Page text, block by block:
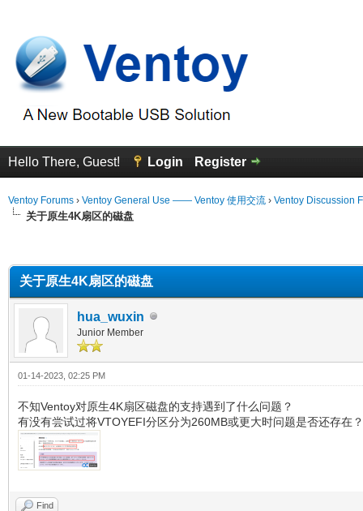
Hello There, Guest! Login Register
Ventoy Forums › Ventoy General Use —— Ventoy 使用交流 › Ventoy Discussion
关于原生4K扇区的磁盘
关于原生4K扇区的磁盘
hua_wuxin
Junior Member
01-14-2023, 02:25 PM
不知Ventoy对原生4K扇区磁盘的支持遇到了什么问题？
有没有尝试过将VTOYEFI分区分为260MB或更大时问题是否还存在？
Find